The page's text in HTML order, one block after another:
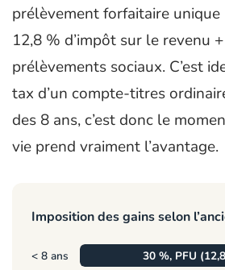
prélèvement forfaitaire unique
12,8 % d’impôt sur le revenu
prélèvements sociaux. C’est
tax d’un compte-titres
des 8 ans, c’est donc le
vie prend vraiment l’avantage.
Imposition des gains selon
< 8 ans 30 %, PFU